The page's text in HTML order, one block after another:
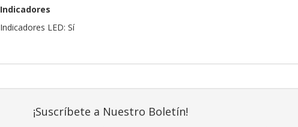
Indicadores
Indicadores LED: Sí
¡Suscríbete a Nuestro Boletín!